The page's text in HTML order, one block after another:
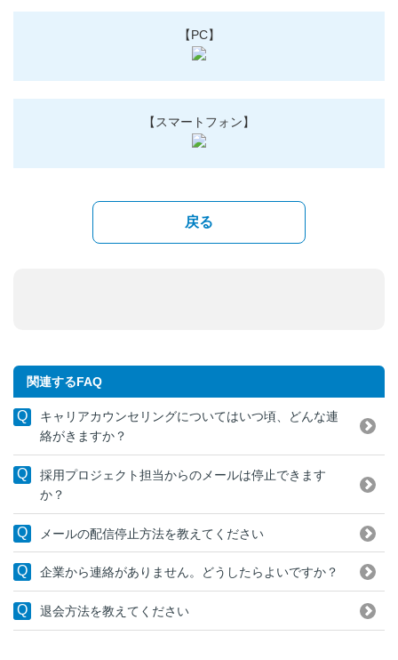
【PC】
【スマートフォン】
戻る
関連するFAQ
キャリアカウンセリングについてはいつ頃、どんな連
絡がきますか？
採用プロジェクト担当からのメールは停止できます
か？
メールの配信停止方法を教えてください
企業から連絡がありません。どうしたらよいですか？
退会方法を教えてください